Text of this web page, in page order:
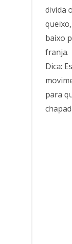
divida
baixo
franja.
Dica:
para